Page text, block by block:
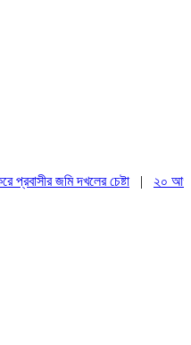
জমি দখলের চেষ্টা|
২০ আগস্ট